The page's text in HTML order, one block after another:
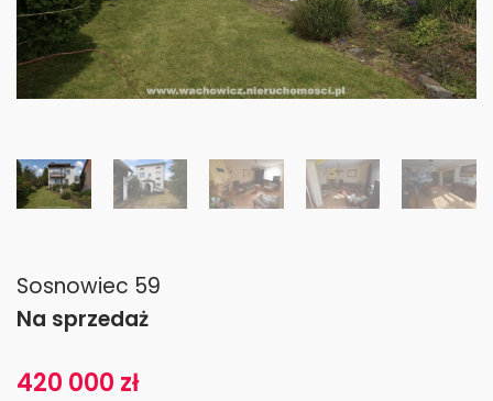
Sosnowiec 59
Na sprzedaż
420 000 zł